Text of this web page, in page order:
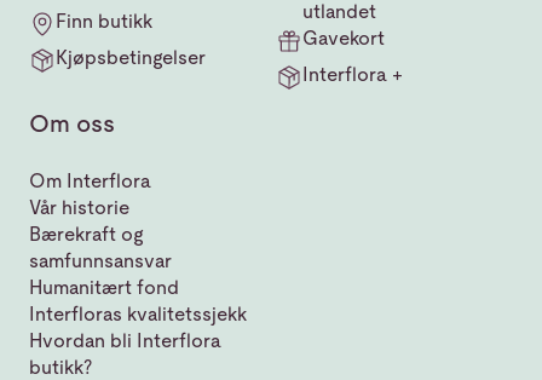
Finn butikk
Kjøpsbetingelser
utlandet
Gavekort
Interflora +
Om oss
Om Interflora
Vår historie
Bærekraft og
samfunnsansvar
Humanitært fond
Interfloras kvalitetssjekk
Hvordan bli Interflora
butikk?